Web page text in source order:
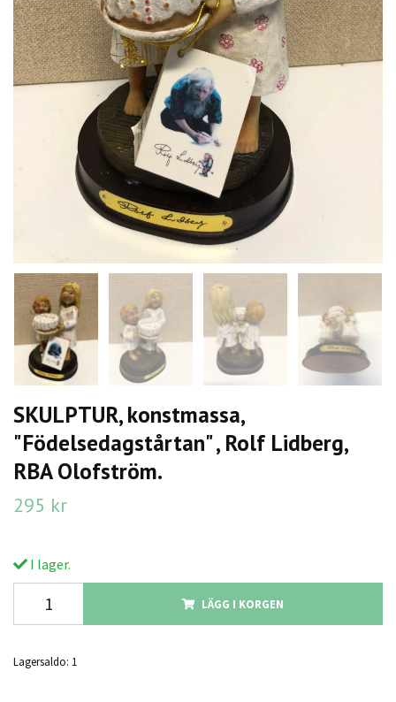
SKULPTUR, konstmassa,
"Födelsedagstårtan" , Rolf Lidberg,
RBA Olofström.
295 kr
I lager.
LÄGG I KORGEN
Lagersaldo: 1